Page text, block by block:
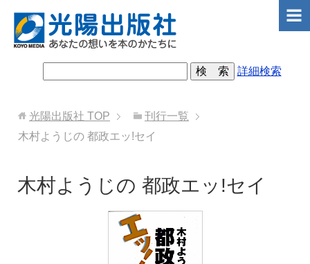
詳細検索
光陽出版社 TOP
刊行一覧
木村ようじの 都政エッ!セイ
木村ようじの 都政エッ!セイ